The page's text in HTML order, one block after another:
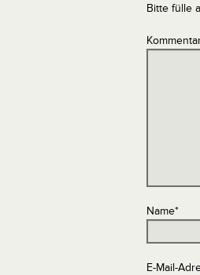
Bitte fülle
Name*
E-Mail-